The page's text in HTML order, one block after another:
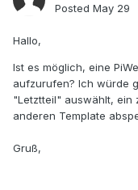
Posted May 29
Hallo,
Ist es möglich, eine
aufzurufen? Ich würde
"Letztteil" auswählt, ein
anderen Template
Gruß,